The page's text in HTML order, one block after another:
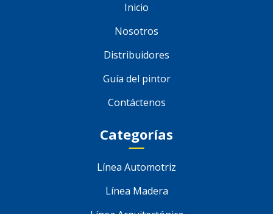
Inicio
Nosotros
Distribuidores
Guía del pintor
Contáctenos
Categorías
Línea Automotriz
Línea Madera